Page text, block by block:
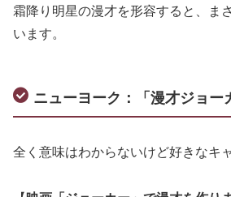
霜降り明星の漫才を形容すると、ま
います。
ニューヨーク：「漫才ジョー
全く意味はわからないけど好きなキ